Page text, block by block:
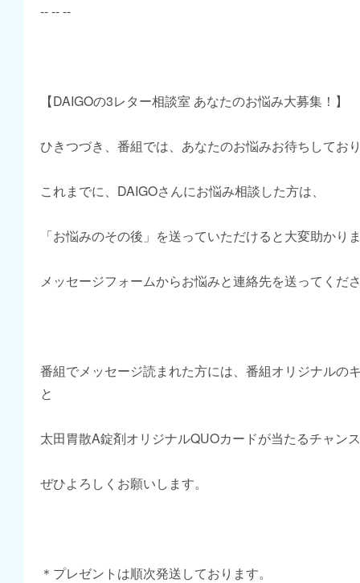
-- -- --
【DAIGOの3レター相談室 あなたのお悩み大募集！】
ひきつづき、番組では、あなたのお悩みお待ちしてお
これまでに、DAIGOさんにお悩み相談した方は、
「お悩みのその後」を送っていただけると大変助かり
メッセージフォームからお悩みと連絡先を送ってくだ
番組でメッセージ読まれた方には、番組オリジナルの
と
太田胃散A錠剤オリジナルQUOカードが当たるチャン
ぜひよろしくお願いします。
＊プレゼントは順次発送しております。